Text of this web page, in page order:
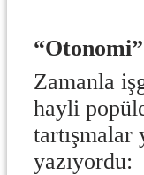
Zamanla
hayli
tartışmalar
yazıyordu: